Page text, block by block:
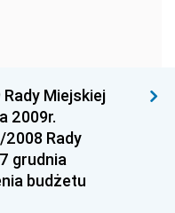
Konkurencji i
i Polityki
Miejskiej
2009r.
2008 Rady
grudnia
budżetu